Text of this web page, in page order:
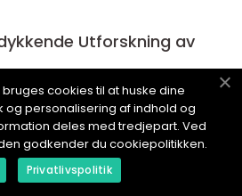
Utforskning av
cookies til at huske dine
og personalisering af indhold og
deles med tredjepart. Ved
godkender du cookiepolitikken.
Privatlivspolitik